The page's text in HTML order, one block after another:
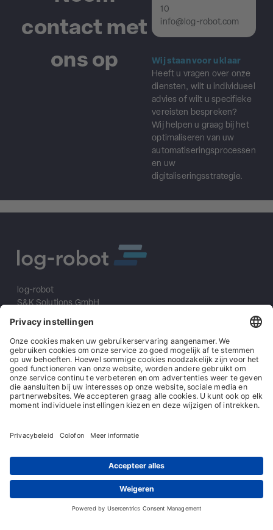
contact met
ons op
10
info@log-robot.com
Wij staan voor u klaar
Heeft u vragen over onze
diensten, wilt u individueel
advies of wilt u specifieke
vereisten bespreken?
Wij helpen u graag bij het
optimaliseren van uw
automatiseringsprocessen
en uw
digitaliseringsstrategie.
log-robot
S&K Solutions GmbH
94032 Passau
+49 (0) 851/2009 30 10
info@log-robot.com
Oplossingen
Over ons
Impressum
Algemene inkoopvoorwaarden
© log-robot | Marke der S&K Solutions GmbH